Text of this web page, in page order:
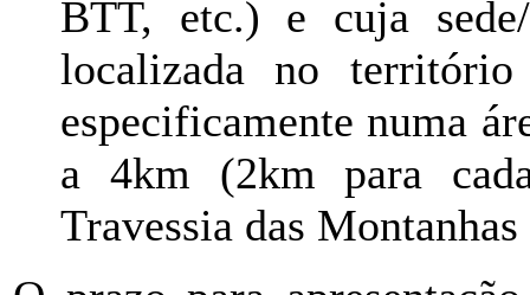
BTT, etc.) e cuja
localizada no
especificamente numa
a 4km (2km para
Travessia das